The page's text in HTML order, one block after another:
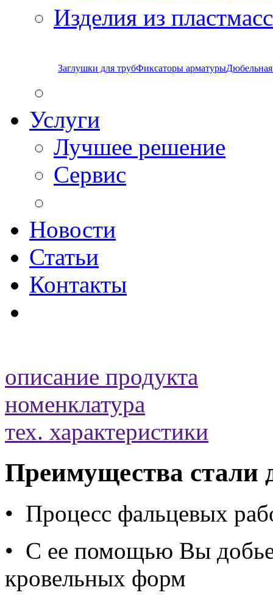
Изделия из
Заглушки для трубФиксаторы арматуры
Услуги
Лучшее решение
Сервис
Новости
Статьи
Контакты
описание продукта
номенклатура
тех. характеристики
Преимущества стали
• Процесс фальцевых
• С ее помощью Вы
кровельных форм